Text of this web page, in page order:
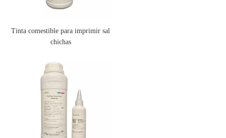
Tinta comestible para imprimir sal
chichas